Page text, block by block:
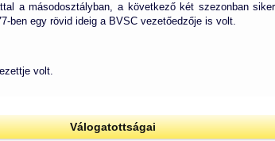
a másodosztályban, a következő két szezonban
ben egy rövid ideig a BVSC vezetőedzője is volt.
volt.
Válogatottságai